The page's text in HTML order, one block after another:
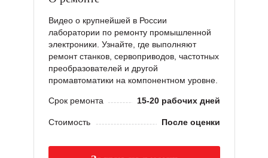
Видео о крупнейшей в России
лаборатории по ремонту промышленной
электроники. Узнайте, где выполняют
ремонт станков, сервоприводов, частотных
преобразователей и другой
промавтоматики на компонентном уровне.
Срок ремонта 15-20 рабочих дней
Стоимость После оценки